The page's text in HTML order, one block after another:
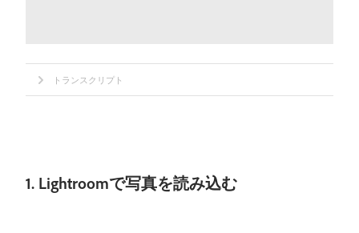
トランスクリプト
1. Lightroomで写真を読み込む